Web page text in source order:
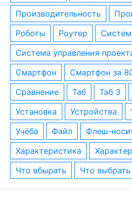
производительность
роботы
роутер
система управления
смартфон
смартфон за
сравнение
таб таб 3
установка
устройства
учёба
файл флеш-
характеристика
что вбырать
что выбрать